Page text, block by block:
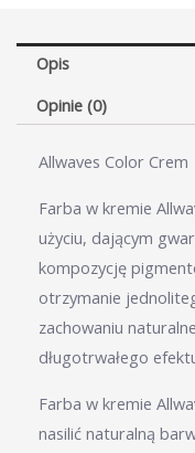
Opis
Opinie (0)
Allwaves Color Crem
Farba w kremie
użyciu, dającym
kompozycję
otrzymanie
zachowaniu
długotrwałego
Farba w kremie
nasilić naturalną